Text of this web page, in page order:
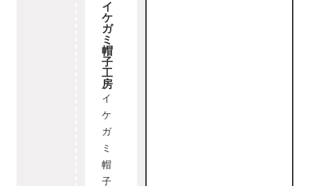
イ
ケ
ガ
ミ
帽
子
工
房
イ
ケ
ガ
ミ
帽
子